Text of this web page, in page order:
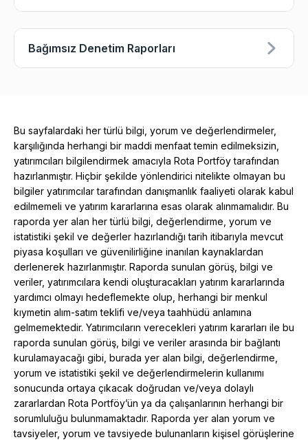
Bağımsız Denetim Raporları
Bu sayfalardaki her türlü bilgi, yorum ve değerlendirmeler,
karşılığında herhangi bir maddi menfaat temin edilmeksizin,
yatırımcıları bilgilendirmek amacıyla Rota Portföy tarafından
hazırlanmıştır. Hiçbir şekilde yönlendirici nitelikte olmayan bu
bilgiler yatırımcılar tarafından danışmanlık faaliyeti olarak kabul
edilmemeli ve yatırım kararlarına esas olarak alınmamalıdır. Bu
raporda yer alan her türlü bilgi, değerlendirme, yorum ve
istatistiki şekil ve değerler hazırlandığı tarih itibarıyla mevcut
piyasa koşulları ve güvenilirliğine inanılan kaynaklardan
derlenerek hazırlanmıştır. Raporda sunulan görüş, bilgi ve
veriler, yatırımcılara kendi oluşturacakları yatırım kararlarında
yardımcı olmayı hedeflemekte olup, herhangi bir menkul
kıymetin alım-satım teklifi ve/veya taahhüdü anlamına
gelmemektedir. Yatırımcıların verecekleri yatırım kararları ile bu
raporda sunulan görüş, bilgi ve veriler arasında bir bağlantı
kurulamayacağı gibi, burada yer alan bilgi, değerlendirme,
yorum ve istatistiki şekil ve değerlendirmelerin kullanımı
sonucunda ortaya çıkacak doğrudan ve/veya dolaylı
zararlardan Rota Portföy’ün ya da çalışanlarının herhangi bir
sorumluluğu bulunmamaktadır. Raporda yer alan yorum ve
tavsiyeler, yorum ve tavsiyede bulunanların kişisel görüşlerine